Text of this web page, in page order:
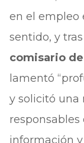
en el empleo
sentido, y
comisario
lamentó
y solicitó una
información